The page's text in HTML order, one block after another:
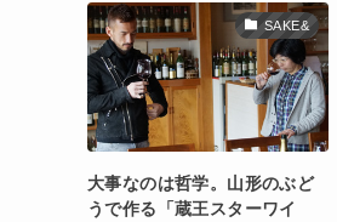
SAKE&
大事なのは哲学。山形のぶど
うで作る「蔵王スターワイ